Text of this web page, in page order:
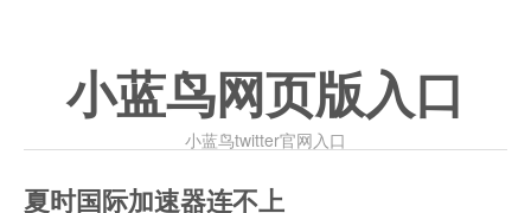
小蓝鸟网页版入口
小蓝鸟twitter官网入口
夏时国际加速器连不上